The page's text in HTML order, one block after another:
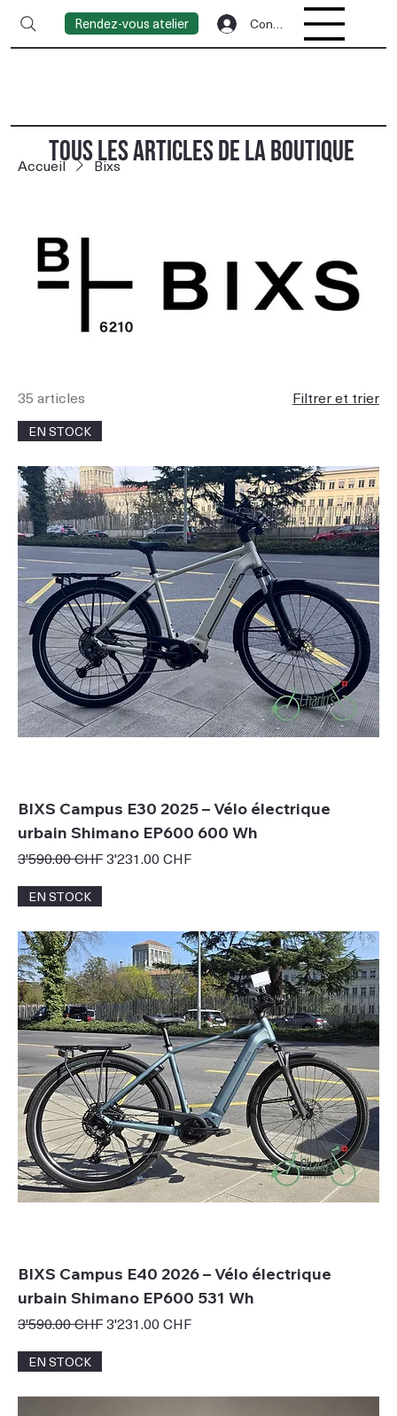
Rendez-vous atelier Connexion
Accueil Bixs
35 articles Filtrer et trier
EN STOCK
BIXS Campus E30 2025 – Vélo électrique
urbain Shimano EP600 600 Wh
Prix original
3'590.00 CHFPrix promotionnel
3'231.00 CHF
EN STOCK
BIXS Campus E40 2026 – Vélo électrique
urbain Shimano EP600 531 Wh
Prix original
3'590.00 CHFPrix promotionnel
3'231.00 CHF
EN STOCK
TOUS LES ARTICLES DE LA BOUTIQUE